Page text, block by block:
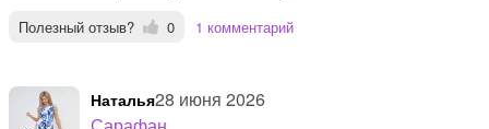
Полезный отзыв? 0 1 комментарий
Наталья28 июня 2026